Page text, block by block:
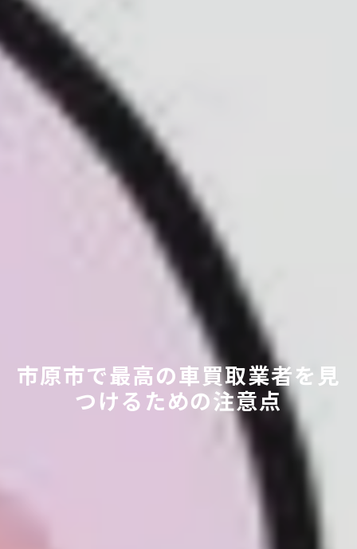
市原市で最高の車買取業者を見
つけるための注意点